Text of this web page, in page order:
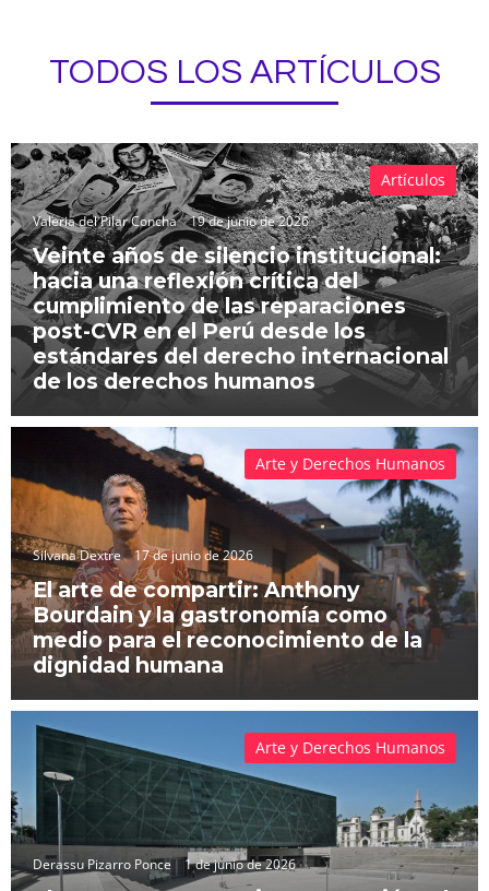
TODOS LOS ARTÍCULOS
Valeria del Pilar Concha 19 de junio de 2026
Veinte años de silencio institucional:
hacia una reflexión crítica del
cumplimiento de las reparaciones
post-CVR en el Perú desde los
estándares del derecho internacional
de los derechos humanos
Artículos
Silvana Dextre 17 de junio de 2026
El arte de compartir: Anthony
Bourdain y la gastronomía como
medio para el reconocimiento de la
dignidad humana
Arte y Derechos Humanos
Derassu Pizarro Ponce 1 de junio de 2026
Arte y Derechos Humanos